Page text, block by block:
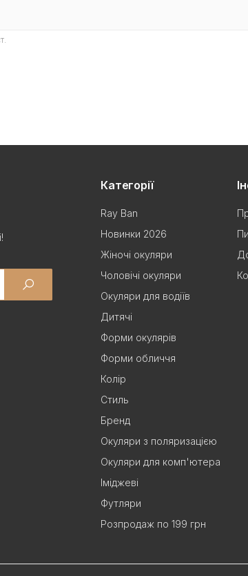
Категорії
Ray Ban
Новинки 2026
Жіночі окуляри
Чоловічі окуляри
Окуляри для водіїв
Дитячі
Форми окулярів
Форми обличчя
Колір
Стиль
Бренд
Окуляри з поляризацією
Окуляри для комп'ютера
Іміджеві
Футляри
Розпродаж по 199 грн